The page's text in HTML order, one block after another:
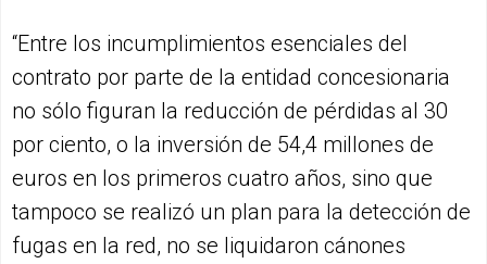
“Entre los incumplimientos esenciales del
contrato por parte de la entidad concesionaria
no sólo figuran la reducción de pérdidas al 30
por ciento, o la inversión de 54,4 millones de
euros en los primeros cuatro años, sino que
tampoco se realizó un plan para la detección de
fugas en la red, no se liquidaron cánones